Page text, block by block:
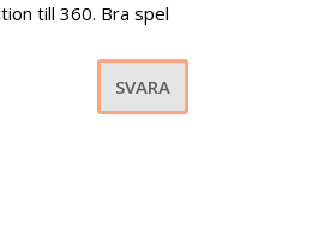
till 360. Bra spel
SVARA